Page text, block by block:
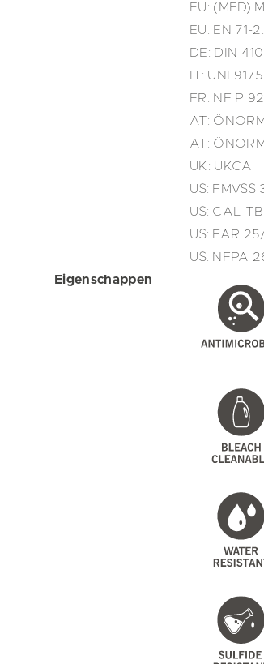
EU: (MED)
EU: EN 71-
DE: DIN
IT: UNI
FR: NF P
AT:
AT:
UK: UKCA
US: FMVSS
US: CAL
US: FAR
US: NFPA
Eigenschappen